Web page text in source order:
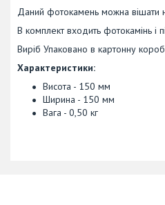
Даний фотокамень можна вішати
В комплект входить фотокамінь і
Виріб Упаковано в картонну
Характеристики:
Висота - 150 мм
Ширина - 150 мм
Вага - 0,50 кг